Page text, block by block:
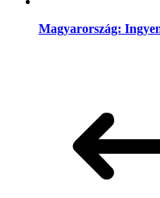
Magyarország: